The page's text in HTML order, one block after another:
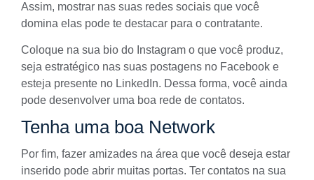
Assim, mostrar nas suas redes sociais que você
domina elas pode te destacar para o contratante.
Coloque na sua bio do Instagram o que você produz,
seja estratégico nas suas postagens no Facebook e
esteja presente no LinkedIn. Dessa forma, você ainda
pode desenvolver uma boa rede de contatos.
Tenha uma boa Network
Por fim, fazer amizades na área que você deseja estar
inserido pode abrir muitas portas. Ter contatos na sua